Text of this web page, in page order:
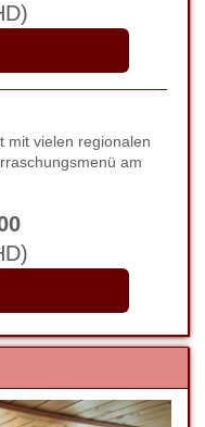
)
mit vielen regionalen
am
)
Next